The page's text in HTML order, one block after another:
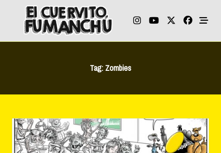
content
Tag: Zombies